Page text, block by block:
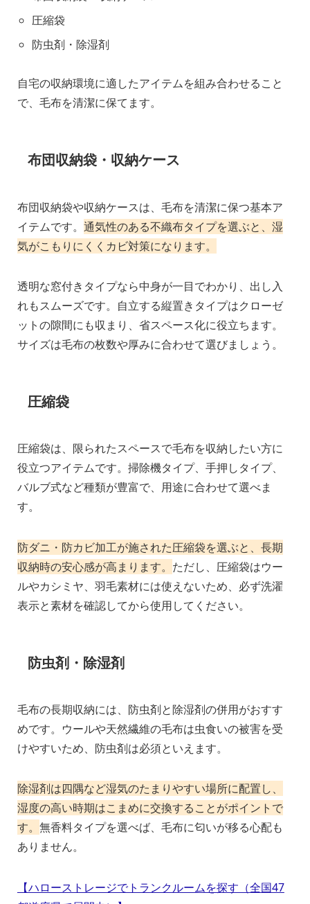
圧縮袋
防虫剤・除湿剤
自宅の収納環境に適したアイテムを組み合わせること
で、毛布を清潔に保てます。
布団収納袋・収納ケース
布団収納袋や収納ケースは、毛布を清潔に保つ基本ア
イテムです。 通気性のある不織布タイプを選ぶと、湿
気がこもりにくくカビ対策になります。
透明な窓付きタイプなら中身が一目でわかり、出し入
れもスムーズです。自立する縦置きタイプはクローゼ
ットの隙間にも収まり、省スペース化に役立ちます。
サイズは毛布の枚数や厚みに合わせて選びましょう。
圧縮袋
圧縮袋は、限られたスペースで毛布を収納したい方に
役立つアイテムです。掃除機タイプ、手押しタイプ、
バルブ式など種類が豊富で、用途に合わせて選べま
す。
防ダニ・防カビ加工が施された圧縮袋を選ぶと、長期
収納時の安心感が高まります。 ただし、圧縮袋はウー
ルやカシミヤ、羽毛素材には使えないため、必ず洗濯
表示と素材を確認してから使用してください。
防虫剤・除湿剤
毛布の長期収納には、防虫剤と除湿剤の併用がおすす
めです。ウールや天然繊維の毛布は虫食いの被害を受
けやすいため、防虫剤は必須といえます。
除湿剤は四隅など湿気のたまりやすい場所に配置し、
湿度の高い時期はこまめに交換することがポイントで
す。 無香料タイプを選べば、毛布に匂いが移る心配も
ありません。
【ハローストレージでトランクルームを探す（全国47